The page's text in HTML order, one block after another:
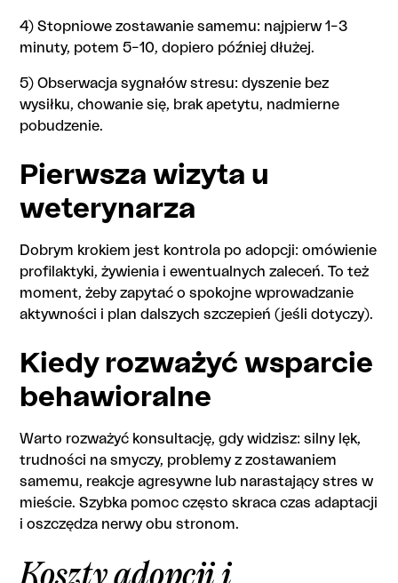
4) Stopniowe zostawanie samemu: najpierw 1–3
minuty, potem 5–10, dopiero później dłużej.
5) Obserwacja sygnałów stresu: dyszenie bez
wysiłku, chowanie się, brak apetytu, nadmierne
pobudzenie.
Pierwsza wizyta u
weterynarza
Dobrym krokiem jest kontrola po adopcji: omówienie
profilaktyki, żywienia i ewentualnych zaleceń. To też
moment, żeby zapytać o spokojne wprowadzanie
aktywności i plan dalszych szczepień (jeśli dotyczy).
Kiedy rozważyć wsparcie
behawioralne
Warto rozważyć konsultację, gdy widzisz: silny lęk,
trudności na smyczy, problemy z zostawaniem
samemu, reakcje agresywne lub narastający stres w
mieście. Szybka pomoc często skraca czas adaptacji
i oszczędza nerwy obu stronom.